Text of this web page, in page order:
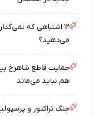
۱۲ اشتباهی که
می‌دهید؟
حمایت قاطع شاهرخ
هم نباید می‌ماند
جنگ تراکتور و